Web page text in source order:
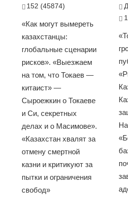
152 (45874)
«Как могут вымереть
казахстанцы:
глобальные сценарии
рисков». «Выезжаем
на том, что Токаев —
китаист» —
Сыроежкин о Токаеве
и Си, секретных
делах и о Масимове».
«Казахстан хвалят за
отмену смертной
казни и критикуют за
пытки и ограничения
свобод»